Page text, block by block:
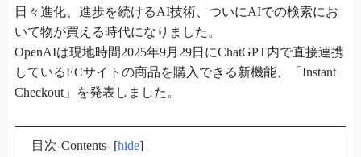
日々進化、進歩を続けるAI技術、ついにAIでの検索にお
いて物が買える時代になりました。
OpenAIは現地時間2025年9月29日にChatGPT内で直接連携
しているECサイトの商品を購入できる新機能、「Instant
Checkout」を発表しました。
目次-Contents- [hide]